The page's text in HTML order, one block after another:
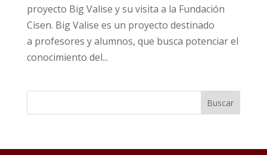
proyecto Big Valise y su visita a la Fundación
Cisen. Big Valise es un proyecto destinado
a profesores y alumnos, que busca potenciar el
conocimiento del...